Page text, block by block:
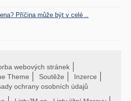
Příčina může být v celé ..
webových stránek
Theme
Soutěže
Inzerce
ochrany osobních údajů